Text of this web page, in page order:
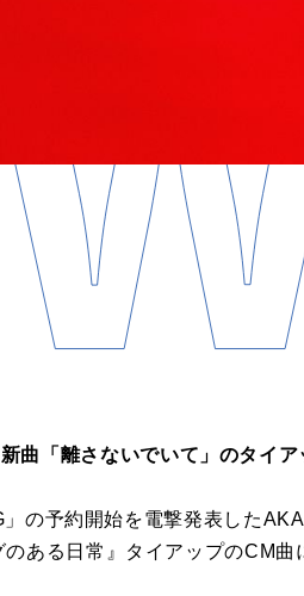
曲「離さないでいて」のタイア
の予約開始を電撃発表した
ある日常』タイアップのCM